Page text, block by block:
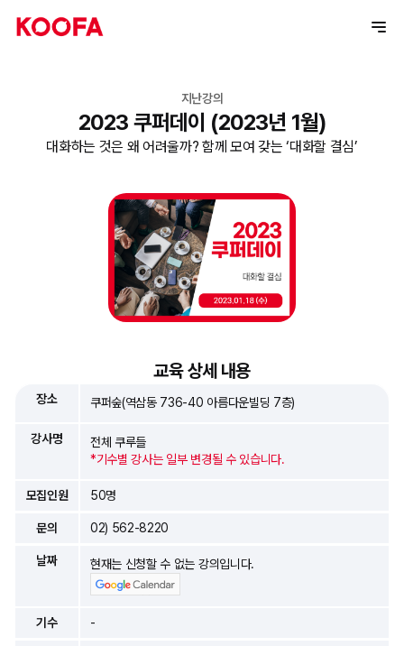
지난강의
2023 쿠퍼데이 (2023년 1월)
대화하는 것은 왜 어려울까? 함께 모여 갖는 ‘대화할 결심’
교육 상세 내용
장소 쿠퍼숲(역삼동 736-40 아름다운빌딩 7층)
강사명
전체 쿠루들
*기수별 강사는 일부 변경될 수 있습니다.
모집인원 50명
문의 02) 562-8220
날짜 현재는 신청할 수 없는 강의입니다.
기수 -